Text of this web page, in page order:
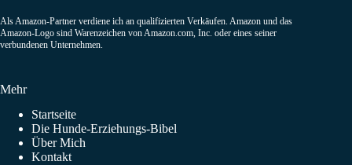
Als Amazon-Partner verdiene ich an qualifizierten Verkäufen. Amazon und das
Amazon-Logo sind Warenzeichen von Amazon.com, Inc. oder eines seiner
verbundenen Unternehmen.
Mehr
Startseite
Die Hunde-Erziehungs-Bibel
Über Mich
Kontakt